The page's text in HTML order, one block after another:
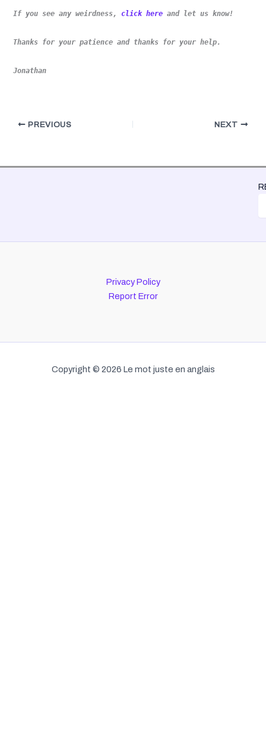
If you see any weirdness, click here and let us know!
Thanks for your patience and thanks for your help.
Jonathan
PREVIOUS NEXT
Privacy Policy
Report Error
Copyright © 2026 Le mot juste en anglais